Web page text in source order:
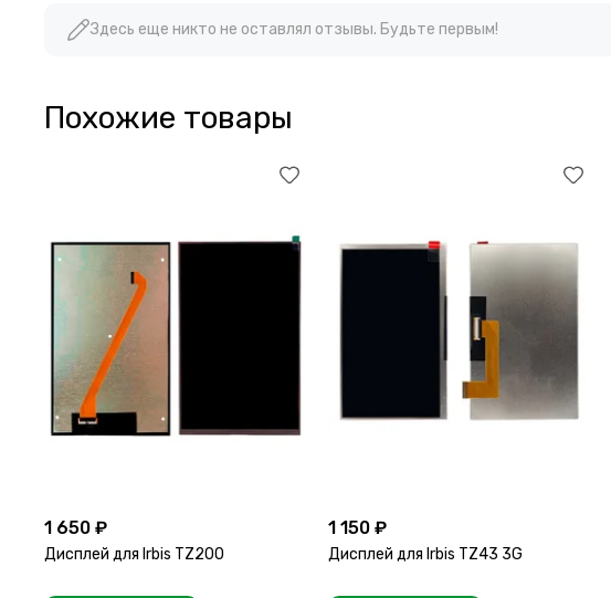
Здесь еще никто не оставлял отзывы. Будьте первым!
Похожие товары
1 650 ₽
Дисплей для Irbis TZ200
1 150 ₽
Дисплей для Irbis TZ43 3G